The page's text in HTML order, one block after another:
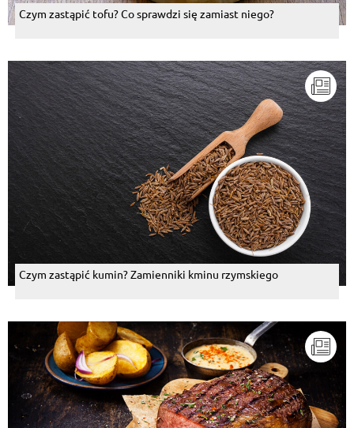
Czym zastąpić tofu? Co sprawdzi się zamiast niego?
Czym zastąpić kumin? Zamienniki kminu rzymskiego